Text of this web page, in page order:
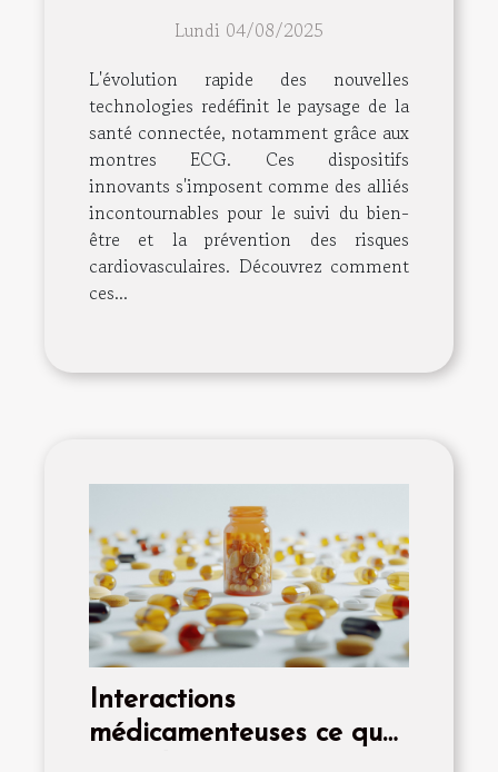
montres ECG en outils de
santé essentiels ?
Lundi 04/08/2025
L'évolution rapide des nouvelles
technologies redéfinit le paysage de la
santé connectée, notamment grâce aux
montres ECG. Ces dispositifs
innovants s'imposent comme des alliés
incontournables pour le suivi du bien-
être et la prévention des risques
cardiovasculaires. Découvrez comment
ces...
Interactions
médicamenteuses ce que